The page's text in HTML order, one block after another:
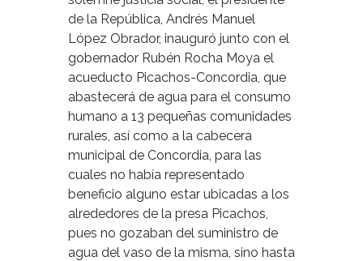
de la República, Andrés Manuel
López Obrador, inauguró junto con el
gobernador Rubén Rocha Moya el
acueducto Picachos-Concordia, que
abastecerá de agua para el consumo
humano a 13 pequeñas comunidades
rurales, así como a la cabecera
municipal de Concordia, para las
cuales no había representado
beneficio alguno estar ubicadas a los
alrededores de la presa Picachos,
pues no gozaban del suministro de
agua del vaso de la misma, sino hasta